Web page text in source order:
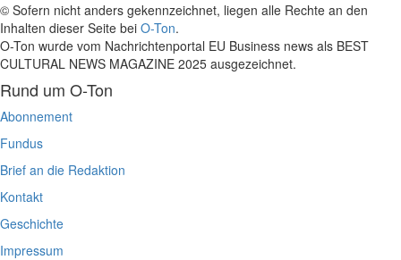
© Sofern nicht anders gekennzeichnet, liegen alle Rechte an den
Inhalten dieser Seite bei O-Ton.
O-Ton wurde vom Nachrichtenportal EU Business news als BEST
CULTURAL NEWS MAGAZINE 2025 ausgezeichnet.
Rund um O-Ton
Abonnement
Fundus
Brief an die Redaktion
Kontakt
Geschichte
Impressum